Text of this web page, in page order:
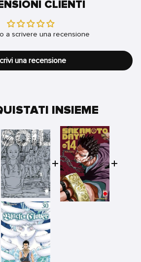
CLIENTI
a scrivere una recensione
una recensione
INSIEME